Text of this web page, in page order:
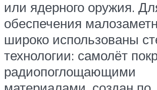
или ядерного оружия.
обеспечения
широко использованы
технологии: самолёт
радиопоглощающими